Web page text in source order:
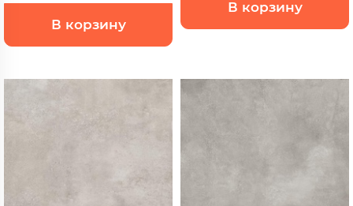
В корзину
В корзину